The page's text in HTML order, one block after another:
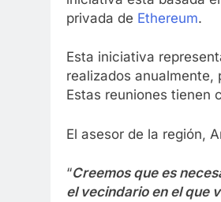
privada de Ethereum.
Esta iniciativa
realizados
Estas reuniones tienen
El asesor de la región,
“Creemos que es
el vecindario en el que